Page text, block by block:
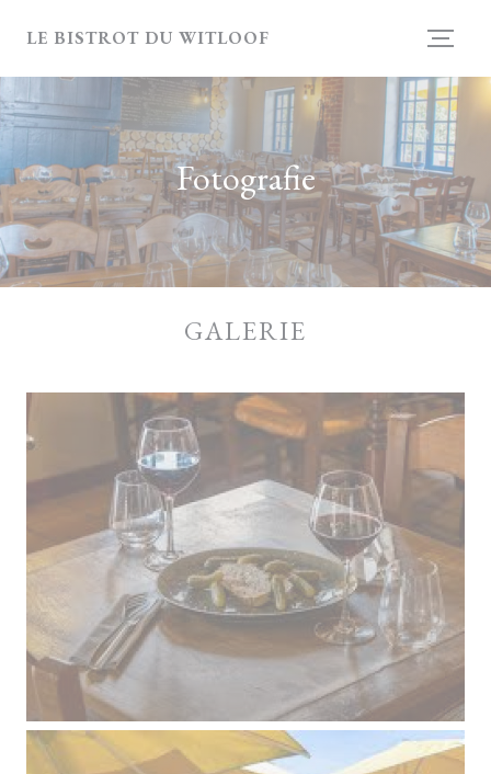
LE BISTROT DU WITLOOF
Fotografie
GALERIE